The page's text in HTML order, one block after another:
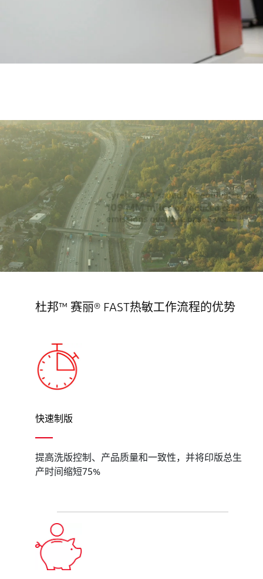
杜邦™ 赛丽® FAST热敏工作流程的优势
快速制版
提高洗版控制、产品质量和一致性，并将印版总生
产时间缩短75%